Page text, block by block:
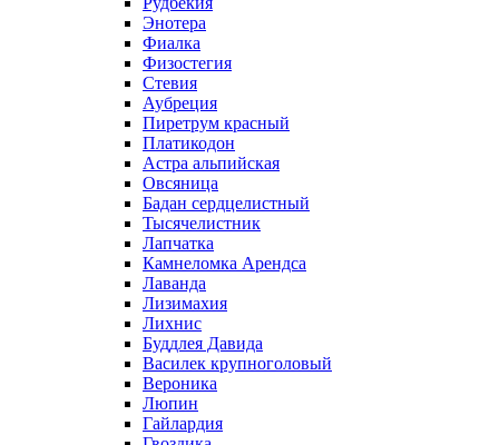
Энотера
Фиалка
Физостегия
Стевия
Аубреция
Пиретрум красный
Платикодон
Астра альпийская
Овсяница
Бадан сердцелистный
Тысячелистник
Лапчатка
Камнеломка Арендса
Лаванда
Лизимахия
Лихнис
Буддлея Давида
Василек крупноголовый
Вероника
Люпин
Гайлардия